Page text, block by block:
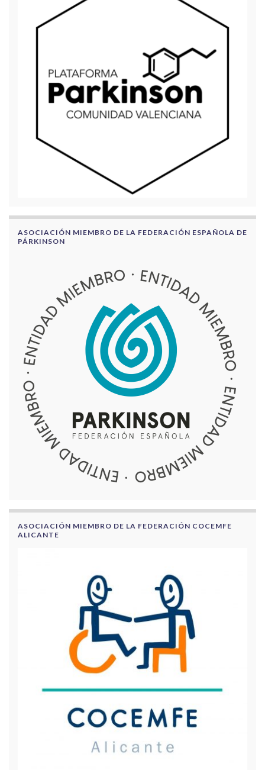
ASOCIACIÓN MIEMBRO DE LA FEDERACIÓN ESPAÑOLA DE
PÁRKINSON
ASOCIACIÓN MIEMBRO DE LA FEDERACIÓN COCEMFE
ALICANTE